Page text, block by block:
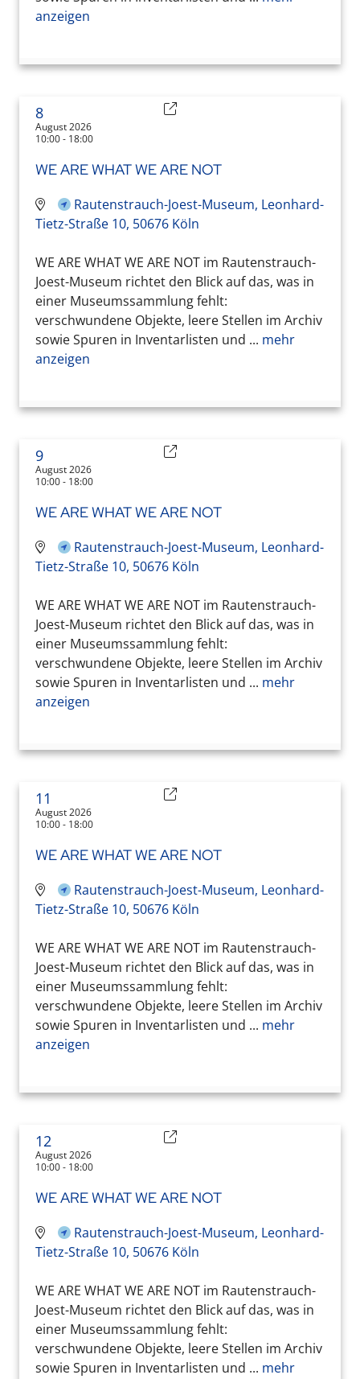
anzeigen
8
August 2026
10:00 - 18:00
WE ARE WHAT WE ARE NOT
Rautenstrauch-Joest-Museum, Leonhard-
Tietz-Straße 10, 50676 Köln
WE ARE WHAT WE ARE NOT im Rautenstrauch-
Joest-Museum richtet den Blick auf das, was in
einer Museumssammlung fehlt:
verschwundene Objekte, leere Stellen im Archiv
sowie Spuren in Inventarlisten und ... mehr
anzeigen
9
August 2026
10:00 - 18:00
WE ARE WHAT WE ARE NOT
Rautenstrauch-Joest-Museum, Leonhard-
Tietz-Straße 10, 50676 Köln
WE ARE WHAT WE ARE NOT im Rautenstrauch-
Joest-Museum richtet den Blick auf das, was in
einer Museumssammlung fehlt:
verschwundene Objekte, leere Stellen im Archiv
sowie Spuren in Inventarlisten und ... mehr
anzeigen
11
August 2026
10:00 - 18:00
WE ARE WHAT WE ARE NOT
Rautenstrauch-Joest-Museum, Leonhard-
Tietz-Straße 10, 50676 Köln
WE ARE WHAT WE ARE NOT im Rautenstrauch-
Joest-Museum richtet den Blick auf das, was in
einer Museumssammlung fehlt:
verschwundene Objekte, leere Stellen im Archiv
sowie Spuren in Inventarlisten und ... mehr
anzeigen
12
August 2026
10:00 - 18:00
WE ARE WHAT WE ARE NOT
Rautenstrauch-Joest-Museum, Leonhard-
Tietz-Straße 10, 50676 Köln
WE ARE WHAT WE ARE NOT im Rautenstrauch-
Joest-Museum richtet den Blick auf das, was in
einer Museumssammlung fehlt:
verschwundene Objekte, leere Stellen im Archiv
sowie Spuren in Inventarlisten und ... mehr